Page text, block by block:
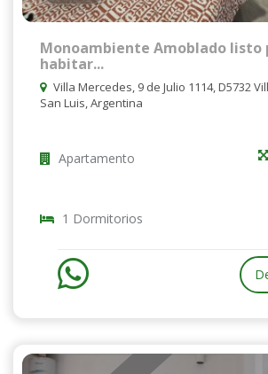
Monoambiente Amoblado listo
habitar...
Villa Mercedes, 9 de Julio 1114, D5732
San Luis, Argentina
Apartamento
1 Dormitorios